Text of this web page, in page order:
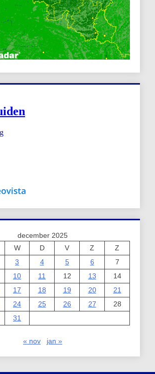
december 2025
W D V Z
Z
3 4 5 6
7
10 11 12 13
14
17 18 19 20
21
24 25 26 27
28
31
« nov jan »